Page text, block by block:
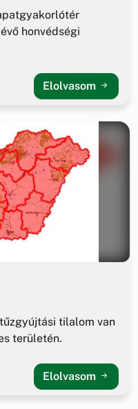
honvédségi
Elolvasom
tilalom van
területén.
Elolvasom